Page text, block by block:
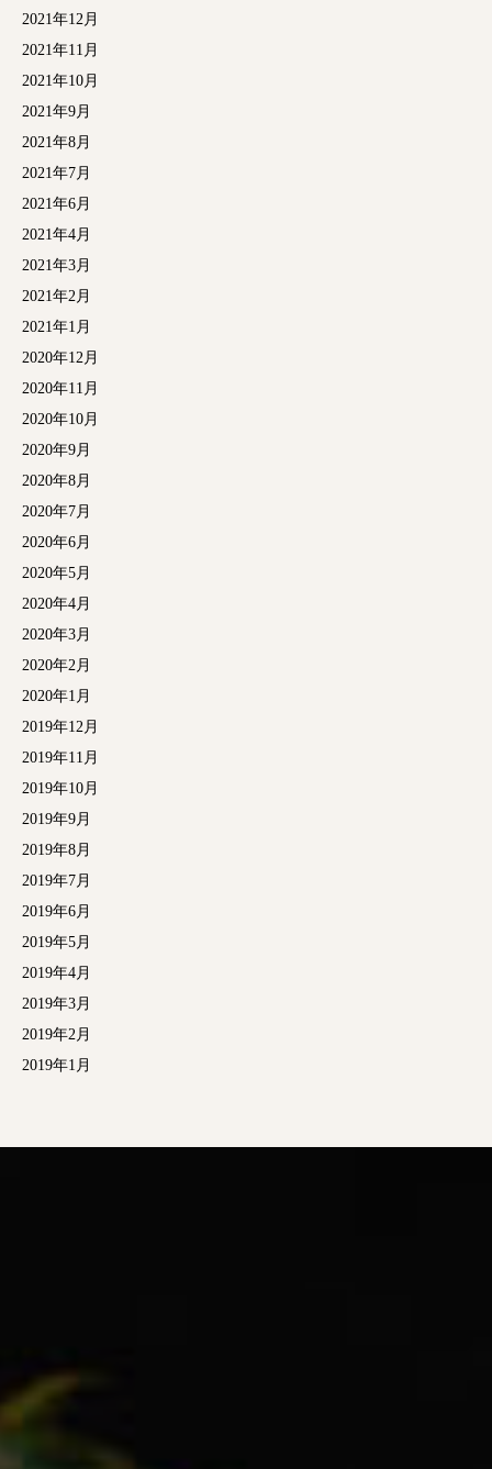
2021年12月
2021年11月
2021年10月
2021年9月
2021年8月
2021年7月
2021年6月
2021年4月
2021年3月
2021年2月
2021年1月
2020年12月
2020年11月
2020年10月
2020年9月
2020年8月
2020年7月
2020年6月
2020年5月
2020年4月
2020年3月
2020年2月
2020年1月
2019年12月
2019年11月
2019年10月
2019年9月
2019年8月
2019年7月
2019年6月
2019年5月
2019年4月
2019年3月
2019年2月
2019年1月